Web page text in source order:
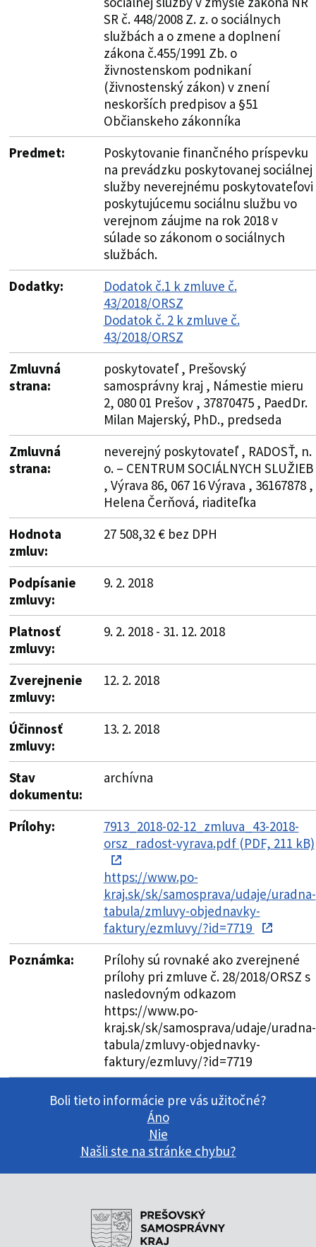
SR č. 448/2008 Z. z. o sociálnych
službách a o zmene a doplnení
zákona č.455/1991 Zb. o
živnostenskom podnikaní
(živnostenský zákon) v znení
neskorších predpisov a §51
Občianskeho zákonníka
Predmet:
Poskytovanie finančného príspevku
na prevádzku poskytovanej sociálnej
služby neverejnému poskytovateľovi
poskytujúcemu sociálnu službu vo
verejnom záujme na rok 2018 v
súlade so zákonom o sociálnych
službách.
Dodatky:
Dodatok č.1 k zmluve č.
43/2018/ORSZ
Dodatok č. 2 k zmluve č.
43/2018/ORSZ
Zmluvná
strana:
poskytovateľ , Prešovský
samosprávny kraj , Námestie mieru
2, 080 01 Prešov , 37870475 , PaedDr.
Milan Majerský, PhD., predseda
Zmluvná
strana:
neverejný poskytovateľ , RADOSŤ, n.
o. – CENTRUM SOCIÁLNYCH SLUŽIEB
, Výrava 86, 067 16 Výrava , 36167878 ,
Helena Čerňová, riaditeľka
Hodnota
zmluv:
27 508,32 € bez DPH
Podpísanie
zmluvy:
9. 2. 2018
Platnosť
zmluvy:
9. 2. 2018 - 31. 12. 2018
Zverejnenie
zmluvy:
12. 2. 2018
Účinnosť
zmluvy:
13. 2. 2018
Stav
dokumentu:
archívna
Prílohy:
7913_2018-02-12_zmluva_43-2018-
orsz_radost-vyrava.pdf (PDF, 211 kB)
https://www.po-
kraj.sk/sk/samosprava/udaje/uradna-
tabula/zmluvy-objednavky-
faktury/ezmluvy/?id=7719
Poznámka:
Prílohy sú rovnaké ako zverejnené
prílohy pri zmluve č. 28/2018/ORSZ s
nasledovným odkazom
https://www.po-
kraj.sk/sk/samosprava/udaje/uradna-
tabula/zmluvy-objednavky-
faktury/ezmluvy/?id=7719
Boli tieto informácie pre vás užitočné?
Áno
Nie
Našli ste na stránke chybu?